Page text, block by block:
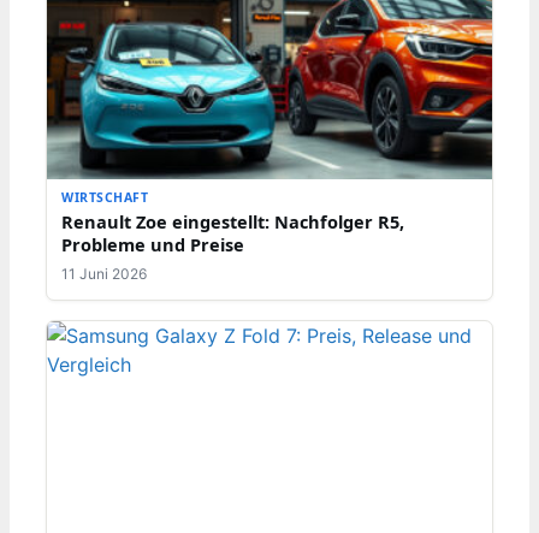
WIRTSCHAFT
Renault Zoe eingestellt: Nachfolger R5,
Probleme und Preise
11 Juni 2026